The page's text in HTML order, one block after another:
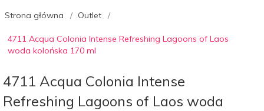
Strona główna Outlet
4711 Acqua Colonia Intense Refreshing Lagoons of Laos
woda kolońska 170 ml
4711 Acqua Colonia Intense
Refreshing Lagoons of Laos woda